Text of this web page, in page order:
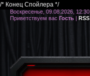
/* Конец Спойлера */
Воскресенье, 09.08.2026, 12:30
Приветствуем вас Гость | RSS